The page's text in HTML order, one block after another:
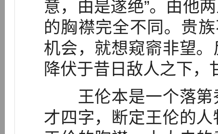
意，由是遂绝”。由他
的胸襟完全不同。贵
机会，就想窥窬非望
降伏于昔日敌人之下，
王伦本是一个落第
才四字，断定王伦的